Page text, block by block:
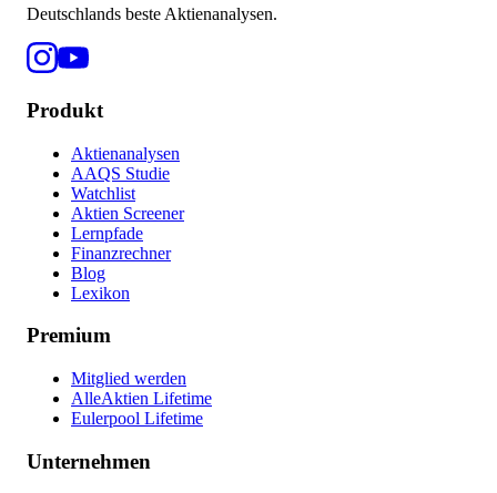
Deutschlands beste Aktienanalysen.
Produkt
Aktienanalysen
AAQS Studie
Watchlist
Aktien Screener
Lernpfade
Finanzrechner
Blog
Lexikon
Premium
Mitglied werden
AlleAktien Lifetime
Eulerpool Lifetime
Unternehmen